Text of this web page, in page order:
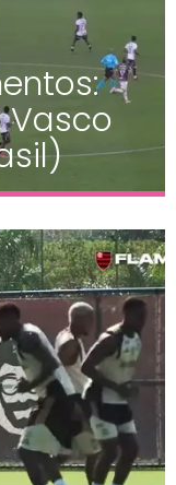
Vasco